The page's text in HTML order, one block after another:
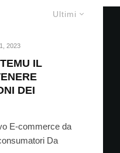
Ultimi
2023
IL
DEI
E-commerce da
Da